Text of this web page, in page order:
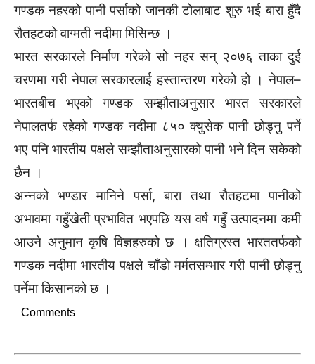
गण्डक नहरको पानी पर्साको जानकी टोलाबाट शुरु भई बारा हुँदै
रौतहटको वाग्मती नदीमा मिसिन्छ ।
भारत सरकारले निर्माण गरेको सो नहर सन् २०७६ ताका दुई
चरणमा गरी नेपाल सरकारलाई हस्तान्तरण गरेको हो । नेपाल–
भारतबीच भएको गण्डक सम्झौताअनुसार भारत सरकारले
नेपालतर्फ रहेको गण्डक नदीमा ८५० क्युसेक पानी छोड्नु पर्ने
भए पनि भारतीय पक्षले सम्झौताअनुसारको पानी भने दिन सकेको
छैन ।
अन्नको भण्डार मानिने पर्सा, बारा तथा रौतहटमा पानीको
अभावमा गहुँखेती प्रभावित भएपछि यस वर्ष गहुँ उत्पादनमा कमी
आउने अनुमान कृषि विज्ञहरुको छ । क्षतिग्रस्त भारततर्फको
गण्डक नदीमा भारतीय पक्षले चाँडो मर्मतसम्भार गरी पानी छोड्नु
पर्नेमा किसानको छ ।
Comments